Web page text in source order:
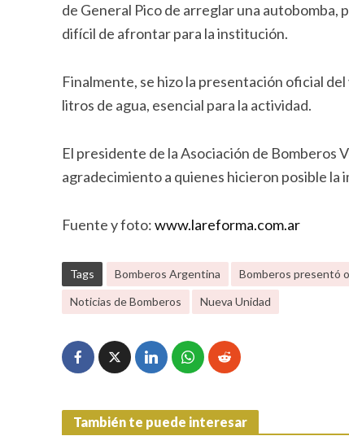
de General Pico de arreglar una autobomba,
difícil de afrontar para la institución.
Finalmente, se hizo la presentación oficial
litros de agua, esencial para la actividad.
El presidente de la Asociación de Bomberos
agradecimiento a quienes hicieron posible la
Fuente y foto:www.lareforma.com.ar
Tags Bomberos Argentina Bomberos presentó
Noticias de Bomberos
Nueva Unidad
También te puede interesar